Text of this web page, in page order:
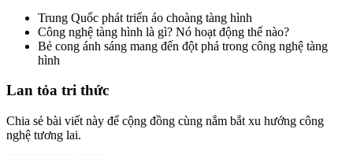
Trung Quốc phát triển áo choàng tàng hình
Công nghệ tàng hình là gì? Nó hoạt động thế nào?
Bẻ cong ánh sáng mang đến đột phá trong công nghệ tàng
hình
Lan tỏa tri thức
Chia sẻ bài viết này để cộng đồng cùng nắm bắt xu hướng công
nghệ tương lai.